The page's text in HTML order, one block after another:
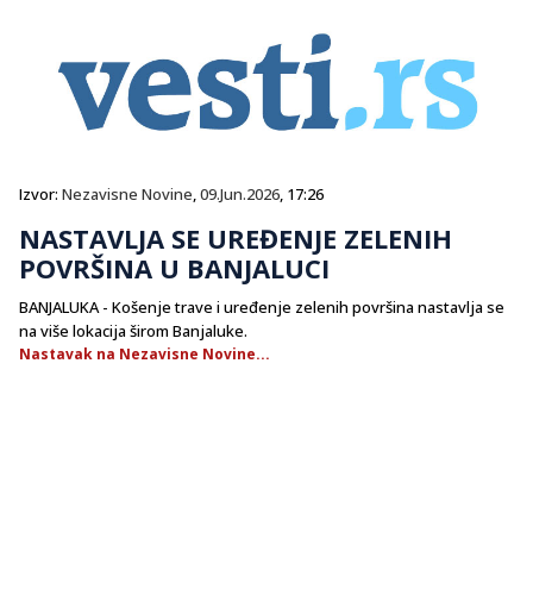
Izvor: Nezavisne Novine,09.Jun.2026, 17:26
NASTAVLJA SE UREĐENJE ZELENIH
POVRŠINA U BANJALUCI
BANJALUKA - Košenje trave i uređenje zelenih površina nastavlja se
na više lokacija širom Banjaluke.
Nastavak na Nezavisne Novine...